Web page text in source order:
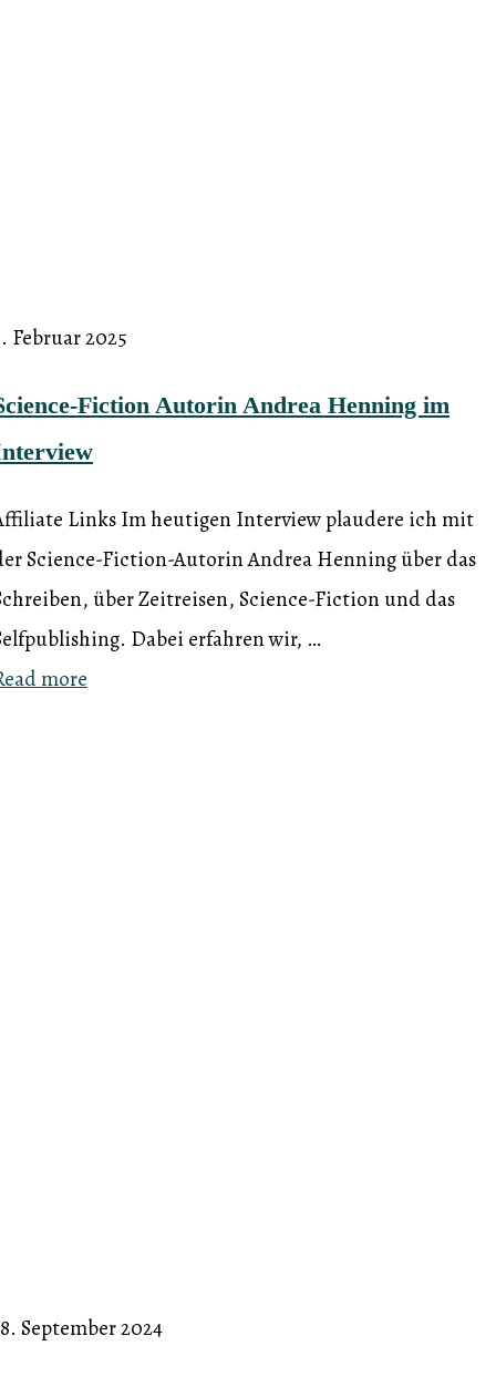
Februar 2025
Fiction Autorin Andrea Henning im
Links Im heutigen Interview plaudere ich mit
Science-Fiction-Autorin Andrea Henning über das
über Zeitreisen, Science-Fiction und das
Dabei erfahren wir, …
more
September 2024